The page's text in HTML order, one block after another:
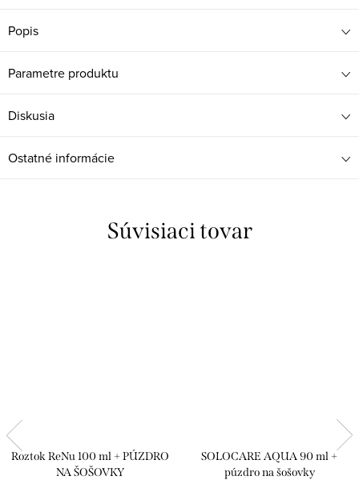
Popis
Parametre produktu
Diskusia
Ostatné informácie
Súvisiaci tovar
Roztok ReNu 100 ml + PÚZDRO
NA ŠOŠOVKY
SOLOCARE AQUA 90 ml +
púzdro na šošovky